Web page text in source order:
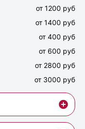
от 1200 руб
от 1400 руб
от 400 руб
от 600 руб
от 2800 руб
от 3000 руб